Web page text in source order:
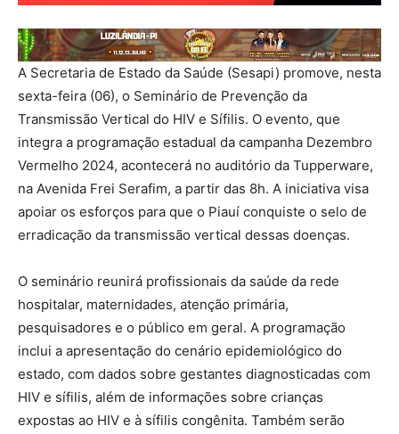
A Secretaria de Estado da Saúde (Sesapi) promove, nesta
sexta-feira (06), o Seminário de Prevenção da
Transmissão Vertical do HIV e Sífilis. O evento, que
integra a programação estadual da campanha Dezembro
Vermelho 2024, acontecerá no auditório da Tupperware,
na Avenida Frei Serafim, a partir das 8h. A iniciativa visa
apoiar os esforços para que o Piauí conquiste o selo de
erradicação da transmissão vertical dessas doenças.
O seminário reunirá profissionais da saúde da rede
hospitalar, maternidades, atenção primária,
pesquisadores e o público em geral. A programação
inclui a apresentação do cenário epidemiológico do
estado, com dados sobre gestantes diagnosticadas com
HIV e sífilis, além de informações sobre crianças
expostas ao HIV e à sífilis congênita. Também serão